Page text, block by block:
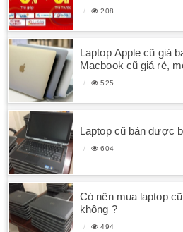
208
Laptop Apple cũ giá
Macbook cũ giá rẻ,
525
Laptop cũ bán được
604
Có nên mua laptop
không ?
494